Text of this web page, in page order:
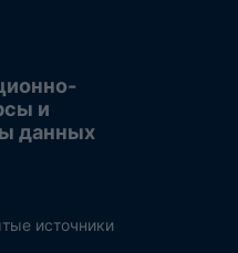
и
данных
источники